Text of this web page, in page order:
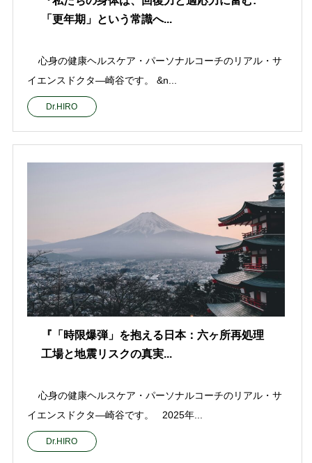
「更年期」という常識へ...
心身の健康ヘルスケア・パーソナルコーチのリアル・サ
イエンスドクタ—崎谷です。 &n...
Dr.HIRO
『「時限爆弾」を抱える日本：六ヶ所再処理
工場と地震リスクの真実...
心身の健康ヘルスケア・パーソナルコーチのリアル・サ
イエンスドクタ—崎谷です。 2025年...
Dr.HIRO